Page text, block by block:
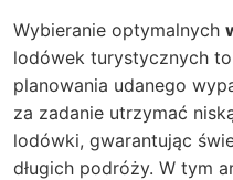
Wybieranie optymalnych
lodówek turystycznych
planowania udanego
za zadanie utrzymać
lodówki, gwarantując
długich podróży. W tym